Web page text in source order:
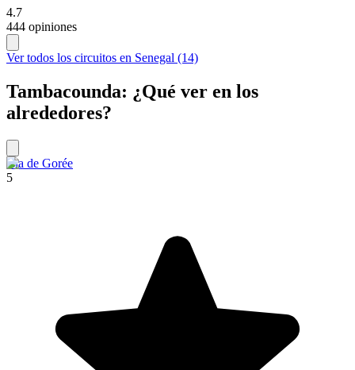
4.7
444 opiniones
Ver todos los circuitos en Senegal (14)
Tambacounda: ¿Qué ver en los
alrededores?
Isla de Gorée
5